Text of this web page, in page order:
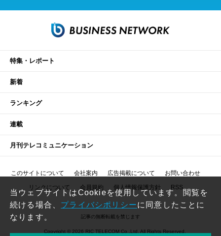
特集・レポート
新着
ランキング
連載
月刊テレコミュニケーション
このサイトについて 会社案内 広告掲載について お問い合わせ
リンクについて 会員規約 個人情報保護方針 RSS
記事の無断転載を禁じます
Copyright © 2026 RIC TELECOM Co.,Ltd. All Rights Reserved.
当ウェブサイトはCookieを使用しています。閲覧を
続ける場合、 プライバシポリシーに同意したことに
なります。